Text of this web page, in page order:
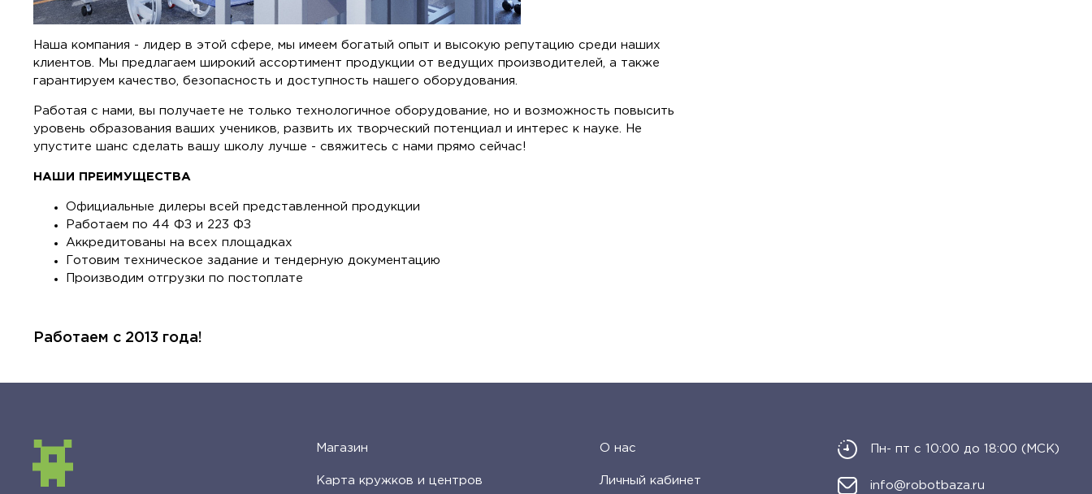
Наша компания - лидер в этой сфере, мы имеем богатый опыт и высокую репутацию среди наших
клиентов. Мы предлагаем широкий ассортимент продукции от ведущих производителей, а также
гарантируем качество, безопасность и доступность нашего оборудования.
Работая с нами, вы получаете не только технологичное оборудование, но и возможность повысить
уровень образования ваших учеников, развить их творческий потенциал и интерес к науке. Не
упустите шанс сделать вашу школу лучше - свяжитесь с нами прямо сейчас!
НАШИ ПРЕИМУЩЕСТВА
Официальные дилеры всей представленной продукции
Работаем по 44 ФЗ и 223 ФЗ
Аккредитованы на всех площадках
Готовим техническое задание и тендерную документацию
Производим отгрузки по постоплате
Работаем с 2013 года!
Магазин
Карта кружков и центров
О нас
Личный кабинет
Пн- пт с 10:00 до 18:00 (МСК)
info@robotbaza.ru